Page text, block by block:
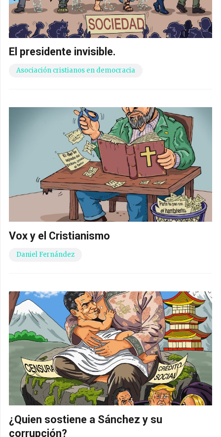
El presidente invisible.
Asociación cristianos en democracia
Vox y el Cristianismo
Daniel Fernández
¿Quien sostiene a Sánchez y su
corrupción?